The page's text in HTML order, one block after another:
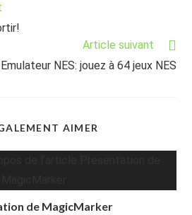
Article suivant
Emulateur NES: jouez à 64 jeux NES
AIMER
de MagicMarker